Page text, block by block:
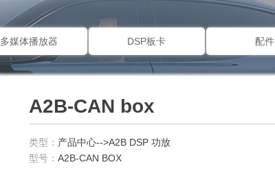
多媒体播放器 DSP板卡 配件
A2B-CAN box
类型： 产品中心-->A2B DSP 功放
型号： A2B-CAN BOX